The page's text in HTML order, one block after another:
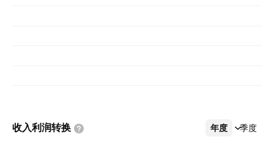
收入利润转换 年度 季度
更多